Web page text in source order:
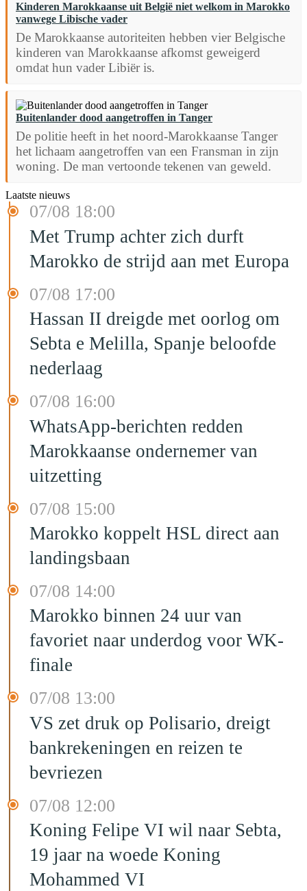
Kinderen Marokkaanse uit België niet welkom in Marokko
vanwege Libische vader
De Marokkaanse autoriteiten hebben vier Belgische
kinderen van Marokkaanse afkomst geweigerd
omdat hun vader Libiër is.
Buitenlander dood aangetroffen in Tanger
De politie heeft in het noord-Marokkaanse Tanger
het lichaam aangetroffen van een Fransman in zijn
woning. De man vertoonde tekenen van geweld.
Laatste nieuws
07/08 18:00
Met Trump achter zich durft
Marokko de strijd aan met Europa
07/08 17:00
Hassan II dreigde met oorlog om
Sebta e Melilla, Spanje beloofde
nederlaag
07/08 16:00
WhatsApp-berichten redden
Marokkaanse ondernemer van
uitzetting
07/08 15:00
Marokko koppelt HSL direct aan
landingsbaan
07/08 14:00
Marokko binnen 24 uur van
favoriet naar underdog voor WK-
finale
07/08 13:00
VS zet druk op Polisario, dreigt
bankrekeningen en reizen te
bevriezen
07/08 12:00
Koning Felipe VI wil naar Sebta,
19 jaar na woede Koning
Mohammed VI